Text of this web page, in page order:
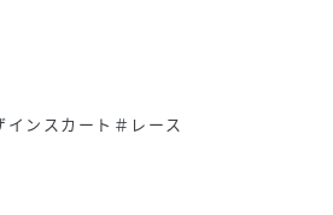
ンスカート＃レース